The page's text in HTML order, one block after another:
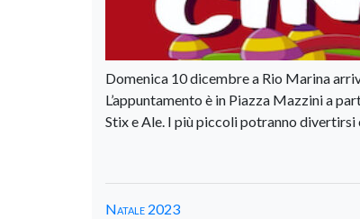
Domenica 10 dicembre a Rio Marina
L’appuntamento è in Piazza Mazzini a
Stix e Ale. I più piccoli potranno divertirsi
Natale 2023